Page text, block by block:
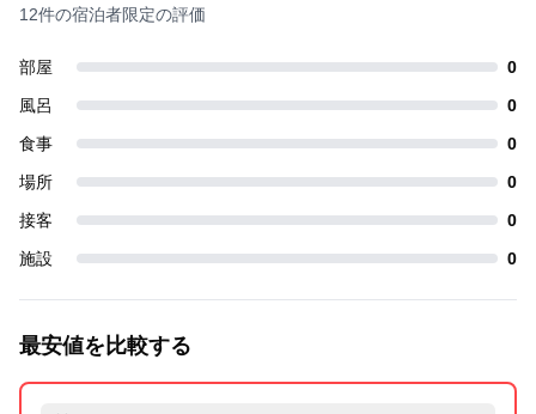
12件の宿泊者限定の評価
部屋
0
風呂
0
食事
0
場所
0
接客
0
施設
0
最安値を比較する